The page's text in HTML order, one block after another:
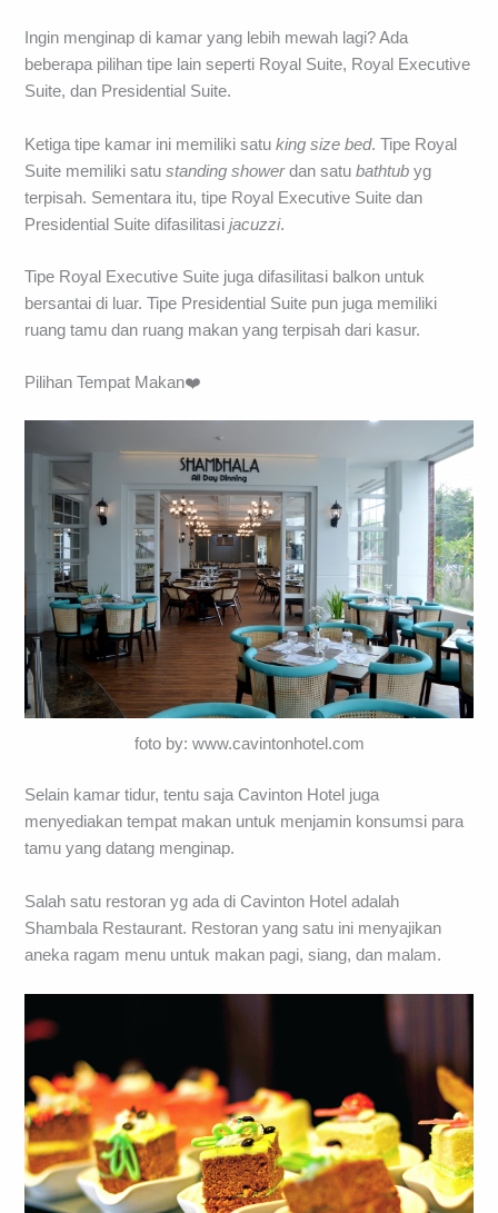
Ingin menginap di kamar yang lebih mewah lagi? Ada
beberapa pilihan tipe lain seperti Royal Suite, Royal Executive
Suite, dan Presidential Suite.
Ketiga tipe kamar ini memiliki satuking size bed. Tipe Royal
Suite memiliki satustanding showerdan satubathtubyg
terpisah. Sementara itu, tipe Royal Executive Suite dan
Presidential Suite difasilitasijacuzzi.
Tipe Royal Executive Suite juga difasilitasi balkon untuk
bersantai di luar. Tipe Presidential Suite pun juga memiliki
ruang tamu dan ruang makan yang terpisah dari kasur.
Pilihan Tempat Makan❤️
foto by: www.cavintonhotel.com
Selain kamar tidur, tentu saja Cavinton Hotel juga
menyediakan tempat makan untuk menjamin konsumsi para
tamu yang datang menginap.
Salah satu restoran yg ada di Cavinton Hotel adalah
Shambala Restaurant. Restoran yang satu ini menyajikan
aneka ragam menu untuk makan pagi, siang, dan malam.